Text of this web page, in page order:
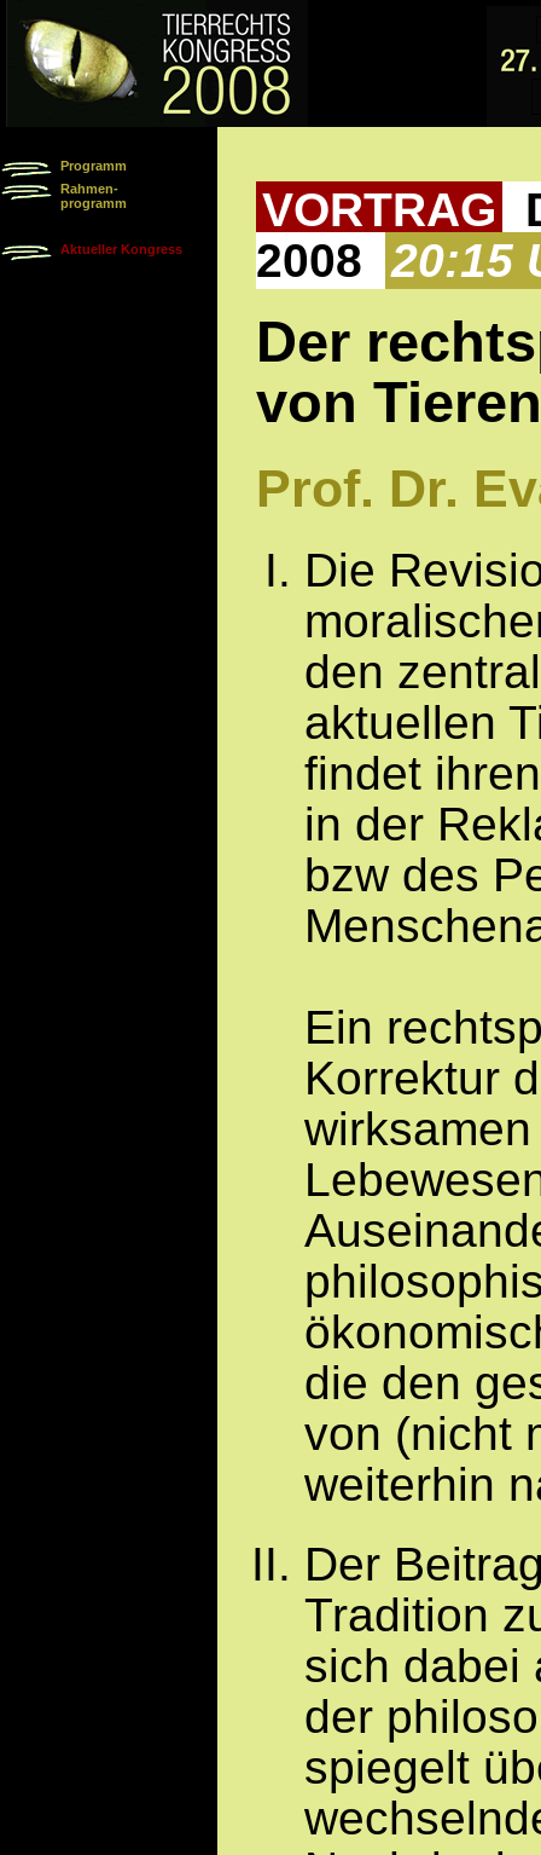
Programm
Rahmen-
programm
Aktueller Kongress
VORTRAG
2008 20:15
Der
von Tieren
Prof. Dr.
Die
den
aktuellen
findet
in der
bzw des
Ein
Korrektur
die den
von (nicht
weiterhin
Der
Tradition
sich
der
spiegelt